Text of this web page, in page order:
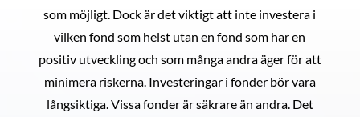
som möjligt. Dock är det viktigt att inte investera i
vilken fond som helst utan en fond som har en
positiv utveckling och som många andra äger för att
minimera riskerna. Investeringar i fonder bör vara
långsiktiga. Vissa fonder är säkrare än andra. Det